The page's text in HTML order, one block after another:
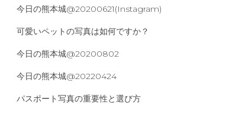
今日の熊本城@20200621(Instagram)
可愛いペットの写真は如何ですか？
今日の熊本城@20200802
今日の熊本城@20220424
パスポート写真の重要性と選び方